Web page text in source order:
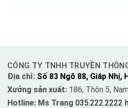
CÔNG TY TNHH TRUYỀN
Địa chỉ: Số 83 Ngõ 88, Giáp Nhị,
Xưởng sản xuất: 186, Thôn 5,
Hotline: Ms Trang 035.222.2222